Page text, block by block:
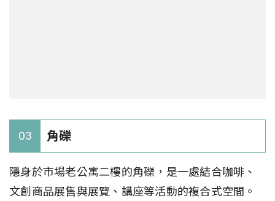
03 角礫
隱身於市場老公寓二樓的角礫，是一處結合咖啡、
文創商品展售與展覽、講座等活動的複合式空間。